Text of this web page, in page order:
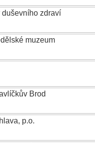
duševního zdraví
muzeum
Brod
p.o.